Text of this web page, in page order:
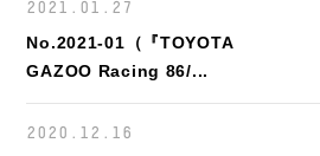
2021.01.27
No.2021-01（『TOYOTA
GAZOO Racing 86/...
2020.12.16